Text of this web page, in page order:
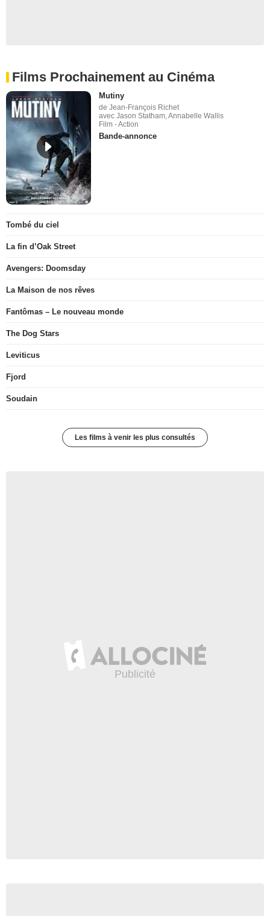
Films Prochainement au Cinéma
Mutiny
de Jean-François Richet
avec Jason Statham, Annabelle Wallis
Film - Action
Bande-annonce
Tombé du ciel
La fin d’Oak Street
Avengers: Doomsday
La Maison de nos rêves
Fantômas – Le nouveau monde
The Dog Stars
Leviticus
Fjord
Soudain
Les films à venir les plus consultés